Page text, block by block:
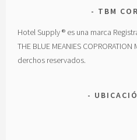
TBM
Hotel Supply ® es una marca
THE BLUE MEANIES
derchos reservados.